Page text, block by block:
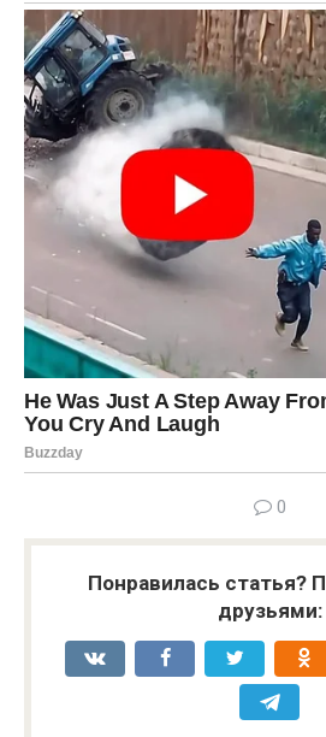
0
Понравилась статья?
друзьями: